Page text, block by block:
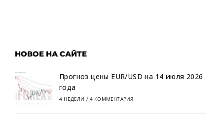
НОВОЕ НА САЙТЕ
Прогноз цены EUR/USD на 14 июля 2026
года
4 НЕДЕЛИ / 4 КОММЕНТАРИЯ